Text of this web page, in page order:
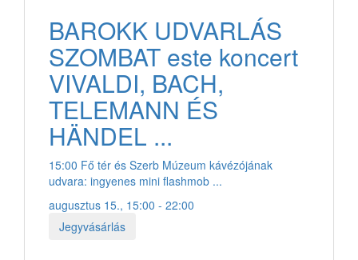
BAROKK UDVARLÁS
SZOMBAT este koncert
VIVALDI, BACH,
TELEMANN ÉS
HÄNDEL ...
15:00 Fő tér és Szerb Múzeum kávézójának
udvara: ingyenes mini flashmob ...
augusztus 15., 15:00 - 22:00
Jegyvásárlás